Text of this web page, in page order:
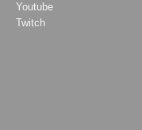
Youtube
Twitch